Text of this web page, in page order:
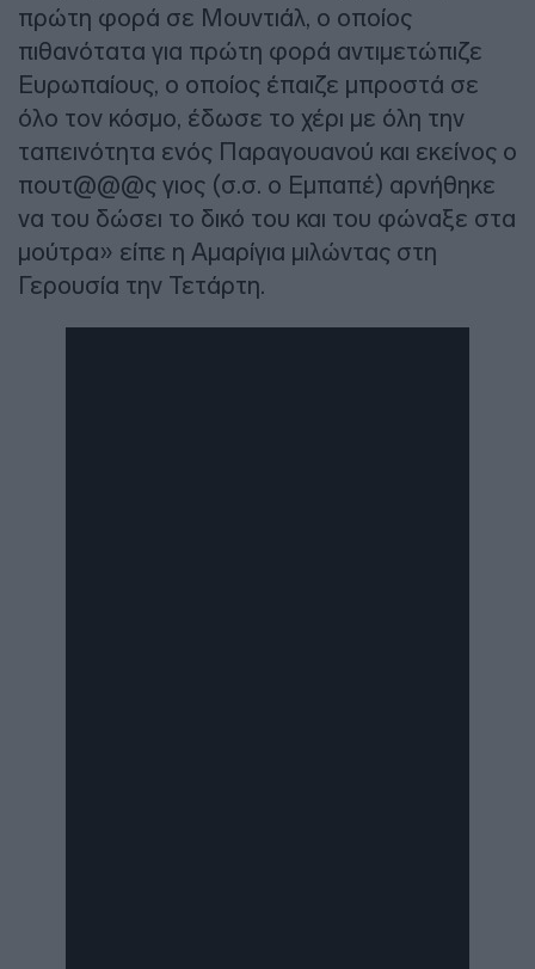
πρώτη φορά σε Μουντιάλ, ο οποίος
πιθανότατα για πρώτη φορά αντιμετώπιζε
Ευρωπαίους, ο οποίος έπαιζε μπροστά σε
όλο τον κόσμο, έδωσε το χέρι με όλη την
ταπεινότητα ενός Παραγουανού και εκείνος ο
πουτ@@@ς γιος (σ.σ. ο Εμπαπέ) αρνήθηκε
να του δώσει το δικό του και του φώναξε στα
μούτρα» είπε η Αμαρίγια μιλώντας στη
Γερουσία την Τετάρτη.